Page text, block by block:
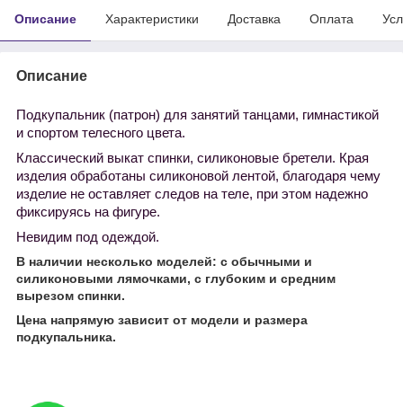
Описание Характеристики Доставка Оплата
Описание
Подкупальник (патрон) для занятий танцами, гимнастикой
и спортом телесного цвета.
Классический выкат спинки, силиконовые бретели. Края
изделия обработаны силиконовой лентой, благодаря чему
изделие не оставляет следов на теле, при этом надежно
фиксируясь на фигуре.
Невидим под одеждой.
В наличии несколько моделей: с обычными и
силиконовыми лямочками, с глубоким и средним
вырезом спинки.
Цена напрямую зависит от модели и размера
подкупальника.